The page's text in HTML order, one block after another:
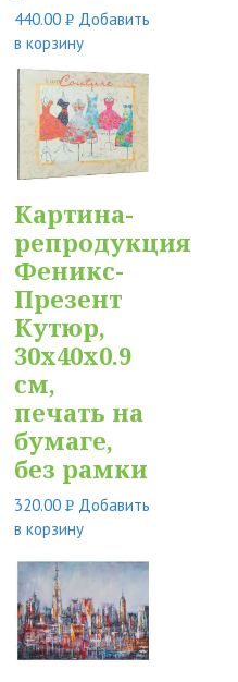
440.00Р
УБ.
Добавить
в корзину
Картина-
репродукция
Феникс-
Презент
Кутюр,
30x40x0.9
см,
печать на
бумаге,
без рамки
320.00Р
УБ.
Добавить
в корзину